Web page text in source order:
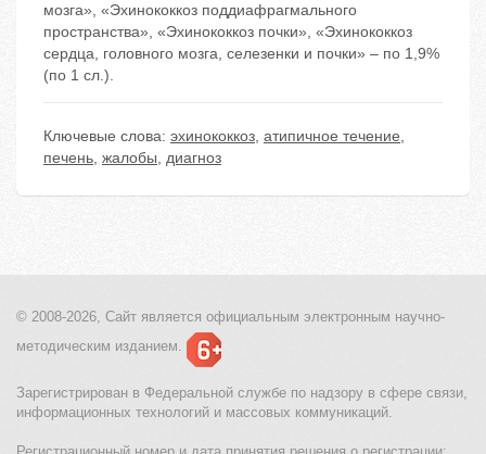
мозга», «Эхинококкоз поддиафрагмального
пространства», «Эхинококкоз почки», «Эхинококкоз
сердца, головного мозга, селезенки и почки» – по 1,9%
(по 1 сл.).
Ключевые слова: эхинококкоз, атипичное течение,
печень, жалобы, диагноз
© 2008-2026, Сайт является официальным электронным научно-
методическим изданием.
Зарегистрирован в Федеральной службе по надзору в сфере связи,
информационных технологий и массовых коммуникаций.